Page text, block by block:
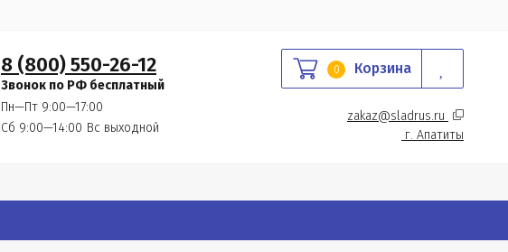
8 (800) 550-26-12
Звонок по РФ бесплатный
Пн—Пт 9:00—17:00
Сб 9:00—14:00 Вс выходной
0 Корзина
zakaz@sladrus.ru
г. Апатиты